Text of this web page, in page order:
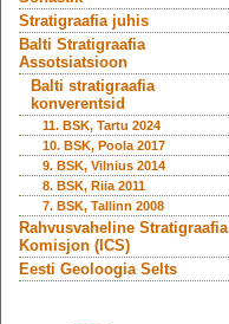
Stratigraafia juhis
Balti Stratigraafia
Assotsiatsioon
Balti stratigraafia
konverentsid
11. BSK, Tartu 2024
10. BSK, Poola 2017
9. BSK, Vilnius 2014
8. BSK, Riia 2011
7. BSK, Tallinn 2008
Rahvusvaheline Stratigraafia
Komisjon (ICS)
Eesti Geoloogia Selts